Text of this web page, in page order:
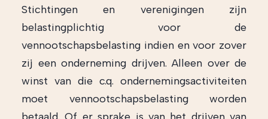
Stichtingen en verenigingen zijn
belastingplichtig voor de
vennootschapsbelasting indien en voor zover
zij een onderneming drijven. Alleen over de
winst van die c.q. ondernemingsactiviteiten
moet vennootschapsbelasting worden